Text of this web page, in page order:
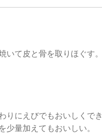
て皮と骨を取りほぐす。
りにえびでもおいしくでき
量加えてもおいしい。